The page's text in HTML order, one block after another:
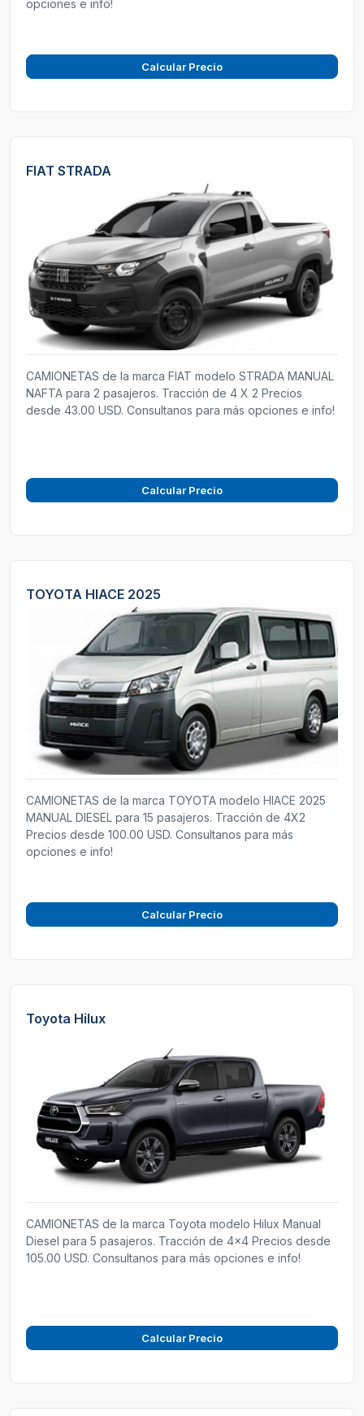
opciones e info!
Calcular Precio
FIAT STRADA
CAMIONETAS de la marca FIAT modelo STRADA MANUAL
NAFTA para 2 pasajeros. Tracción de 4 X 2 Precios
desde 43.00 USD. Consultanos para más opciones e info!
Calcular Precio
TOYOTA HIACE 2025
CAMIONETAS de la marca TOYOTA modelo HIACE 2025
MANUAL DIESEL para 15 pasajeros. Tracción de 4X2
Precios desde 100.00 USD. Consultanos para más
opciones e info!
Calcular Precio
Toyota Hilux
CAMIONETAS de la marca Toyota modelo Hilux Manual
Diesel para 5 pasajeros. Tracción de 4x4 Precios desde
105.00 USD. Consultanos para más opciones e info!
Calcular Precio